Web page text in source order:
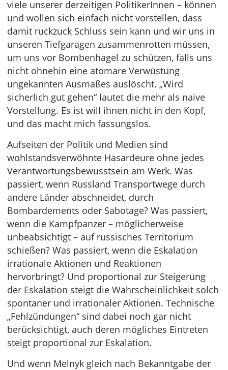
viele unserer derzeitigen PolitikerInnen – können
und wollen sich einfach nicht vorstellen, dass
damit ruckzuck Schluss sein kann und wir uns in
unseren Tiefgaragen zusammenrotten müssen,
um uns vor Bombenhagel zu schützen, falls uns
nicht ohnehin eine atomare Verwüstung
ungekannten Ausmaßes auslöscht. „Wird
sicherlich gut gehen“ lautet die mehr als naive
Vorstellung. Es ist will ihnen nicht in den Kopf,
und das macht mich fassungslos.
Aufseiten der Politik und Medien sind
wohlstandsverwöhnte Hasardeure ohne jedes
Verantwortungsbewusstsein am Werk. Was
passiert, wenn Russland Transportwege durch
andere Länder abschneidet, durch
Bombardements oder Sabotage? Was passiert,
wenn die Kampfpanzer – möglicherweise
unbeabsichtigt – auf russisches Territorium
schießen? Was passiert, wenn die Eskalation
irrationale Aktionen und Reaktionen
hervorbringt? Und proportional zur Steigerung
der Eskalation steigt die Wahrscheinlichkeit solch
spontaner und irrationaler Aktionen. Technische
„Fehlzündungen“ sind dabei noch gar nicht
berücksichtigt, auch deren mögliches Eintreten
steigt proportional zur Eskalation.
Und wenn Melnyk gleich nach Bekanntgabe der